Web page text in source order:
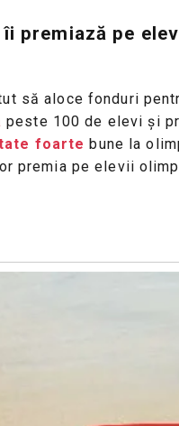
premiază pe
să aloce fonduri
peste 100 de elevi și
foarte bune la
premia pe elevii